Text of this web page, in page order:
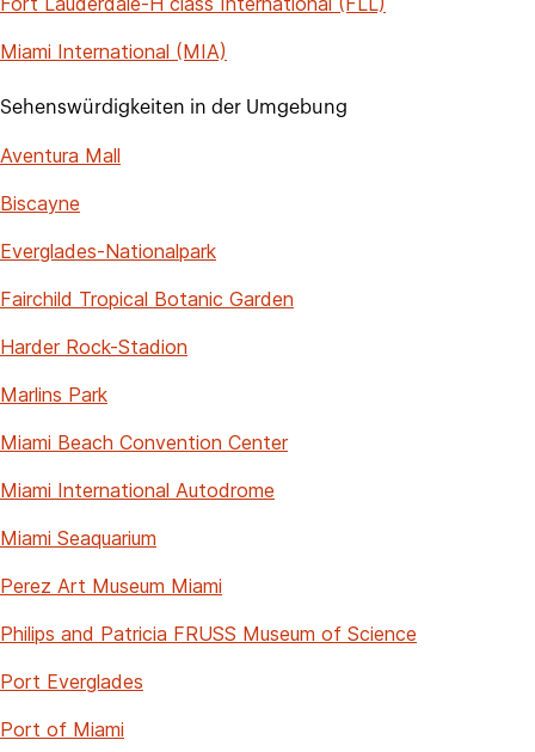
Miami International (MIA)
Sehenswürdigkeiten in der Umgebung
Aventura Mall
Biscayne
Everglades-Nationalpark
Fairchild Tropical Botanic Garden
Harder Rock-Stadion
Marlins Park
Miami Beach Convention Center
Miami International Autodrome
Miami Seaquarium
Perez Art Museum Miami
Philips and Patricia FRUSS Museum of Science
Port Everglades
Port of Miami